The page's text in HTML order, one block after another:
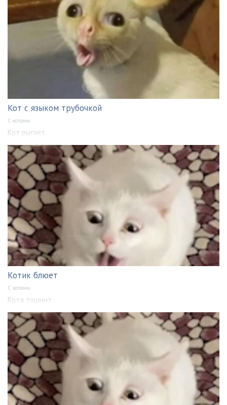
Кот с языком трубочкой
С котами
Кот рыгает
Котик блюет
С котами
Кота тошнит